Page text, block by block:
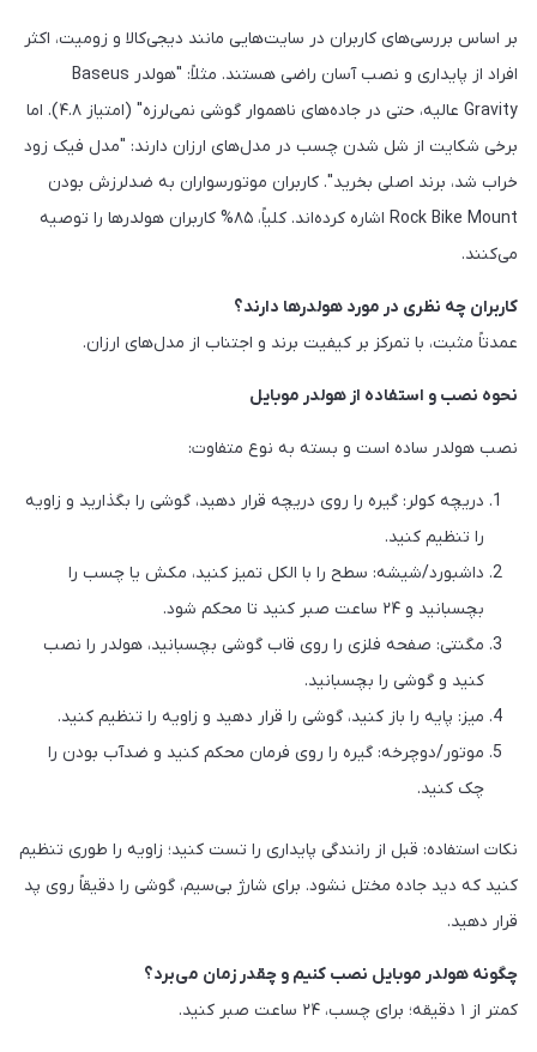
بر اساس بررسی‌های کاربران در سایت‌هایی مانند دیجی‌کالا و زومیت، اکثر
افراد از پایداری و نصب آسان راضی هستند. مثلاً: "هولدر Baseus
Gravity عالیه، حتی در جاده‌های ناهموار گوشی نمی‌لرزه" (امتیاز ۴.۸). اما
برخی شکایت از شل شدن چسب در مدل‌های ارزان دارند: "مدل فیک زود
خراب شد، برند اصلی بخرید". کاربران موتورسواران به ضدلرزش بودن
Rock Bike Mount اشاره کرده‌اند. کلیاً، ۸۵% کاربران هولدرها را توصیه
می‌کنند.
کاربران چه نظری در مورد هولدرها دارند؟
عمدتاً مثبت، با تمرکز بر کیفیت برند و اجتناب از مدل‌های ارزان.
نحوه نصب و استفاده از هولدر موبایل
نصب هولدر ساده است و بسته به نوع متفاوت:
دریچه کولر: گیره را روی دریچه قرار دهید، گوشی را بگذارید و زاویه
را تنظیم کنید.
داشبورد/شیشه: سطح را با الکل تمیز کنید، مکش یا چسب را
بچسبانید و ۲۴ ساعت صبر کنید تا محکم شود.
مگنتی: صفحه فلزی را روی قاب گوشی بچسبانید، هولدر را نصب
کنید و گوشی را بچسبانید.
میز: پایه را باز کنید، گوشی را قرار دهید و زاویه را تنظیم کنید.
موتور/دوچرخه: گیره را روی فرمان محکم کنید و ضدآب بودن را
چک کنید.
نکات استفاده: قبل از رانندگی پایداری را تست کنید؛ زاویه را طوری تنظیم
کنید که دید جاده مختل نشود. برای شارژ بی‌سیم، گوشی را دقیقاً روی پد
قرار دهید.
چگونه هولدر موبایل نصب کنیم و چقدر زمان می‌برد؟
کمتر از ۱ دقیقه؛ برای چسب، ۲۴ ساعت صبر کنید.